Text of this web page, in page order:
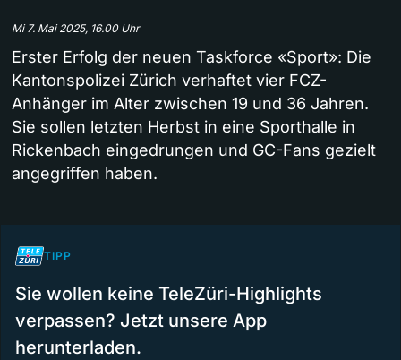
Mi 7. Mai 2025, 16.00 Uhr
Erster Erfolg der neuen Taskforce «Sport»: Die
Kantonspolizei Zürich verhaftet vier FCZ-
Anhänger im Alter zwischen 19 und 36 Jahren.
Sie sollen letzten Herbst in eine Sporthalle in
Rickenbach eingedrungen und GC-Fans gezielt
angegriffen haben.
TIPP
Sie wollen keine TeleZüri-Highlights
verpassen? Jetzt unsere App
herunterladen.